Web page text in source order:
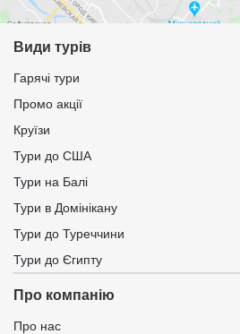
Види турів
Гарячі тури
Промо акції
Круїзи
Тури до США
Тури на Балі
Тури в Домінікану
Тури до Туреччини
Тури до Єгипту
Про компанію
Про нас